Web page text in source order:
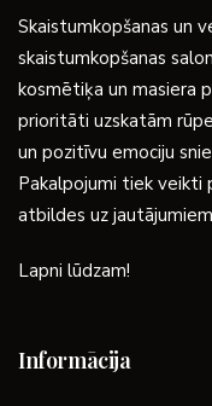
Skaistumkopšanas un
skaistumkopšanas
kosmētiķa un masiera
prioritāti uzskatām
un pozitīvu emociju
Pakalpojumi tiek veikti
atbildes uz
Lapni lūdzam!
Informācija